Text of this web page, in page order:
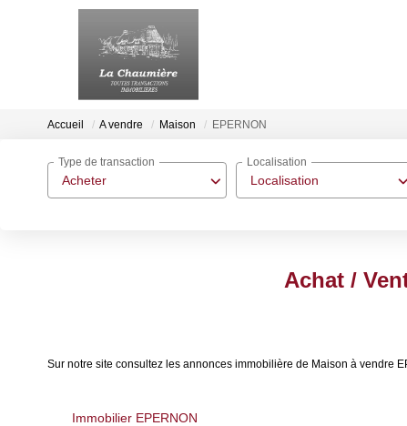
Accueil A vendre Maison EPERNON
Acheter
Type de transaction
Localisation
Localisation
Achat /
Sur notre site consultez les annonces immobilière de Maison à vendre
Immobilier EPERNON